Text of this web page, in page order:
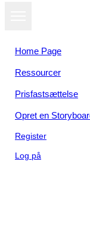
Home Page
Ressourcer
Prisfastsættelse
Opret en
Register
Log på